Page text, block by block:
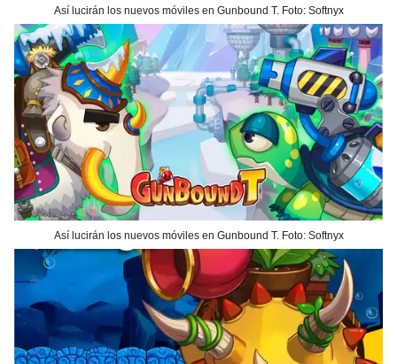
Así lucirán los nuevos móviles en Gunbound T. Foto: Softnyx
Así lucirán los nuevos móviles en Gunbound T. Foto: Softnyx